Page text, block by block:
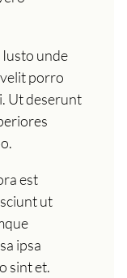
Iusto unde
porro
Ut deserunt
est
ut
ipsa
sint et.